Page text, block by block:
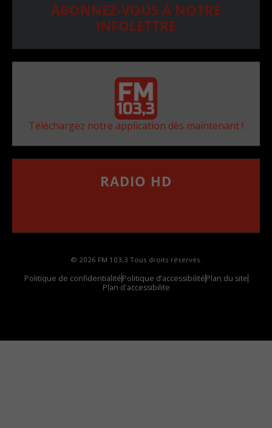
ABONNEZ-VOUS À NOTRE
INFOLETTRE
Téléchargez notre application dès maintenant !
RADIO HD
© 2026 FM 103,3 Tous droits réservés.
Politique de confidentialitéPolitique d’accessibilitéPlan du site
Plan d'accessibilite